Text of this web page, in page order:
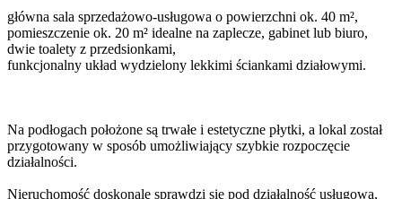
główna sala sprzedażowo-usługowa o powierzchni ok. 40 m²,
pomieszczenie ok. 20 m² idealne na zaplecze, gabinet lub biuro,
dwie toalety z przedsionkami,
funkcjonalny układ wydzielony lekkimi ściankami działowymi.
Na podłogach położone są trwałe i estetyczne płytki, a lokal został
przygotowany w sposób umożliwiający szybkie rozpoczęcie
działalności.
Nieruchomość doskonale sprawdzi się pod działalność usługową,